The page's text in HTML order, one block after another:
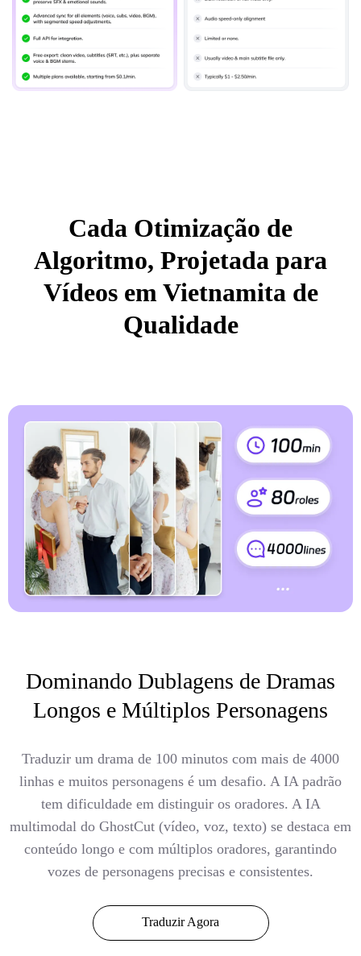
Cada Otimização de
Algoritmo, Projetada para
Vídeos em Vietnamita de
Qualidade
Dominando Dublagens de Dramas
Longos e Múltiplos Personagens
Traduzir um drama de 100 minutos com mais de 4000
linhas e muitos personagens é um desafio. A IA padrão
tem dificuldade em distinguir os oradores. A IA
multimodal do GhostCut (vídeo, voz, texto) se destaca em
conteúdo longo e com múltiplos oradores, garantindo
vozes de personagens precisas e consistentes.
Traduzir Agora